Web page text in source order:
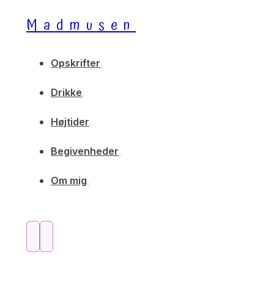
Madmusen
Opskrifter
Drikke
Højtider
Begivenheder
Om mig